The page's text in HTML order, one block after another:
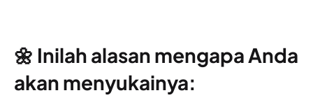
🌼 Inilah alasan mengapa Anda
akan menyukainya: